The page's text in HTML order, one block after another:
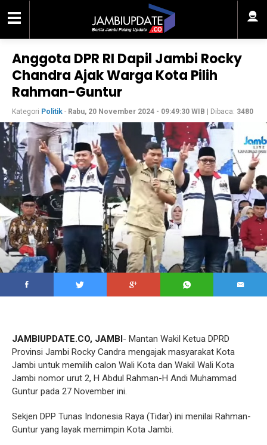
Anggota DPR RI Dapil Jambi Rocky
Chandra Ajak Warga Kota Pilih
Rahman-Guntur
Kategori Politik - Rabu, 20 November 2024 - 09:49:30 WIB | Dibaca: 3480
JAMBIUPDATE.CO, JAMBI- Mantan Wakil Ketua DPRD
Provinsi Jambi Rocky Candra mengajak masyarakat Kota
Jambi untuk memilih calon Wali Kota dan Wakil Wali Kota
Jambi nomor urut 2, H Abdul Rahman-H Andi Muhammad
Guntur pada 27 November ini.
Sekjen DPP Tunas Indonesia Raya (Tidar) ini menilai Rahman-
Guntur yang layak memimpin Kota Jambi.